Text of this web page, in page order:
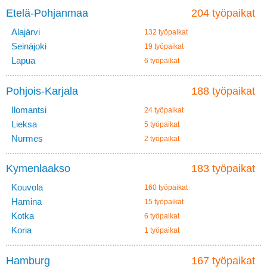
204 työpaikat
Etelä-Pohjanmaa
Alajärvi 132 työpaikat
Seinäjoki 19 työpaikat
Lapua 6 työpaikat
188 työpaikat
Pohjois-Karjala
Ilomantsi 24 työpaikat
Lieksa 5 työpaikat
Nurmes 2 työpaikat
183 työpaikat
Kymenlaakso
Kouvola 160 työpaikat
Hamina 15 työpaikat
Kotka 6 työpaikat
Koria 1 työpaikat
167 työpaikat
Hamburg